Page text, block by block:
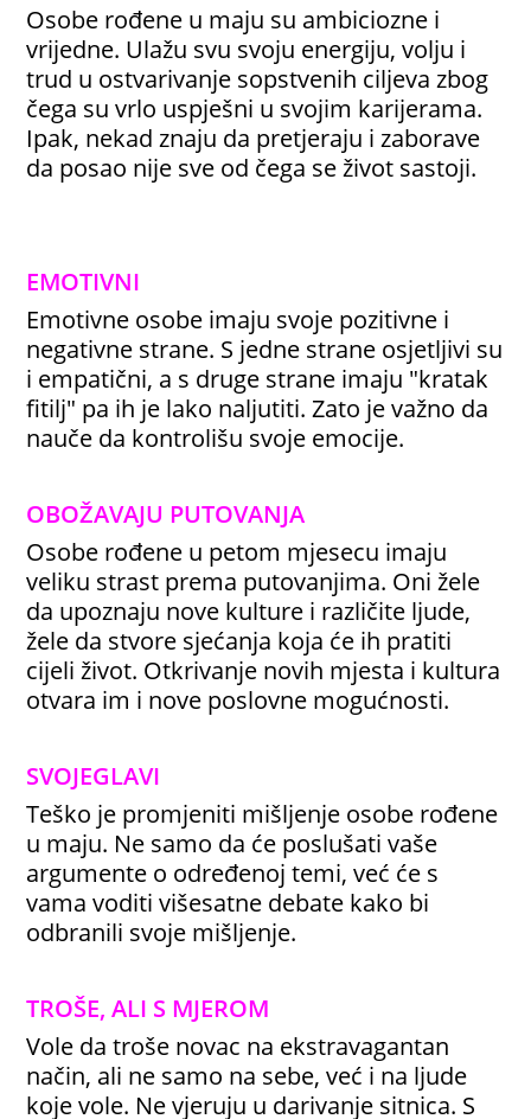
Osobe rođene u maju su ambiciozne i
vrijedne. Ulažu svu svoju energiju, volju i
trud u ostvarivanje sopstvenih ciljeva zbog
čega su vrlo uspješni u svojim karijerama.
Ipak, nekad znaju da pretjeraju i zaborave
da posao nije sve od čega se život sastoji.
EMOTIVNI
Emotivne osobe imaju svoje pozitivne i
negativne strane. S jedne strane osjetljivi su
i empatični, a s druge strane imaju "kratak
fitilj" pa ih je lako naljutiti. Zato je važno da
nauče da kontrolišu svoje emocije.
OBOŽAVAJU PUTOVANJA
Osobe rođene u petom mjesecu imaju
veliku strast prema putovanjima. Oni žele
da upoznaju nove kulture i različite ljude,
žele da stvore sjećanja koja će ih pratiti
cijeli život. Otkrivanje novih mjesta i kultura
otvara im i nove poslovne mogućnosti.
SVOJEGLAVI
Teško je promjeniti mišljenje osobe rođene
u maju. Ne samo da će poslušati vaše
argumente o određenoj temi, već će s
vama voditi višesatne debate kako bi
odbranili svoje mišljenje.
TROŠE, ALI S MJEROM
Vole da troše novac na ekstravagantan
način, ali ne samo na sebe, već i na ljude
koje vole. Ne vjeruju u darivanje sitnica. S